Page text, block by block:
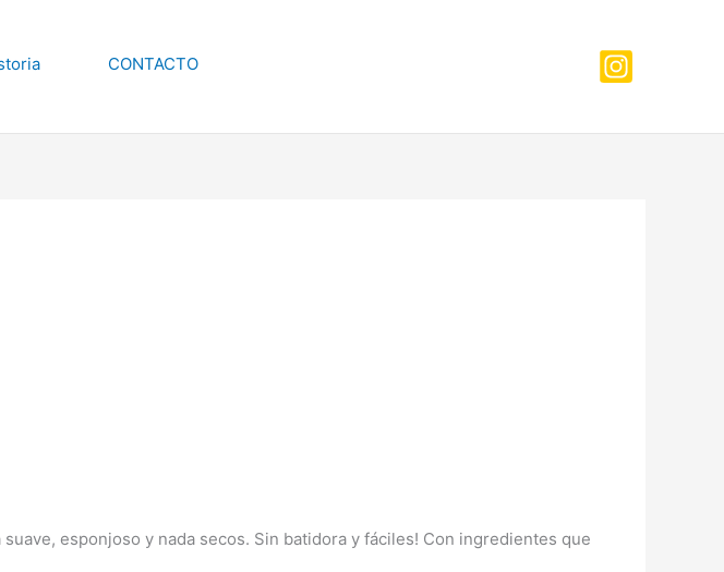
CONTACTO
esponjoso y nada secos. Sin batidora y fáciles! Con ingredientes que